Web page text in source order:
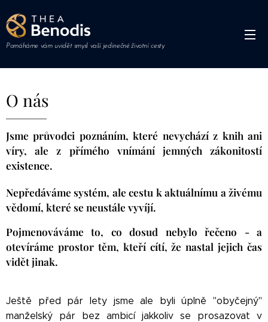
Pomáháme vám uvidět smysl vaší jedinečné životní cesty
O nás
Jsme průvodci poznáním, které nevychází z knih ani
víry, ale z přímého vnímání jemných zákonitostí
existence.
Nepředáváme systém, ale cestu k aktuálnímu a živému
vědomí, které se neustále vyvíjí.
Pojmenováváme to, co dosud nebylo řečeno - a
otevíráme prostor těm, kteří cítí, že nastal jejich čas
vidět jinak.
Ještě před pár lety jsme ale byli úplně "obyčejný"
manželský pár bez ambicí jakkoliv se prosazovat v